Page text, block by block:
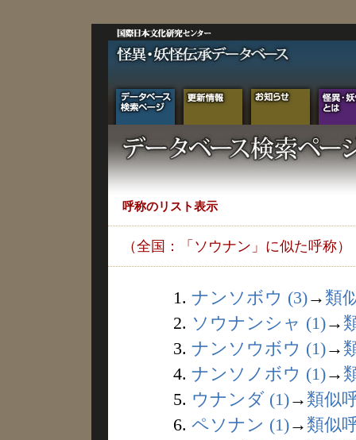
呼称のリスト表示
（全国：「ソウナン」に似た呼称）
1. ナンソボウ (3)→ 類
2. ソウナンシャ (1)→
3. ナンソウボウ (1)→
4. ナンソノボウ (1)→
5. ウナンダ (1)→ 類似
6. ペソナン (1)→ 類似